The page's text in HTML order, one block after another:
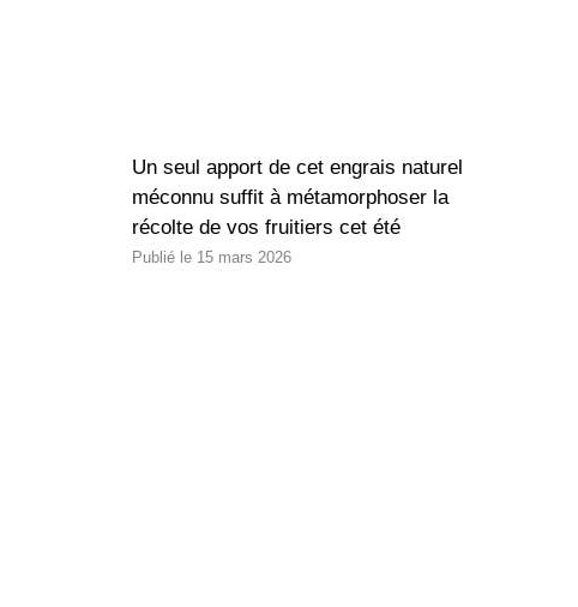
Un seul apport de cet engrais naturel
méconnu suffit à métamorphoser la
récolte de vos fruitiers cet été
15 mars 2026